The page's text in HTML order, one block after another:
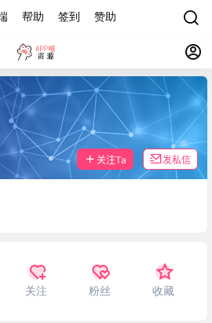
帮助 签到 赞助
关注Ta 发私信
关注 粉丝 收藏